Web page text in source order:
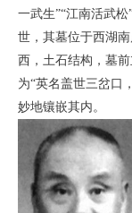
一武生”“江南活武
世，其墓位于西湖
西，土石结构，墓
为“英名盖世三岔口
妙地镶嵌其内。